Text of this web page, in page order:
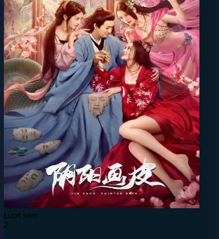
Lượt xem:
2